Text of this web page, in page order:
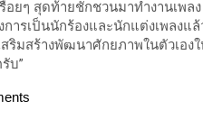
อยๆ สุดท้ายชักชวนมาทำงานเพล
ารเป็นนักร้องและนักแต่งเพลงแ
สริมสร้างพัฒนาศักยภาพในตัวเอ
บ”